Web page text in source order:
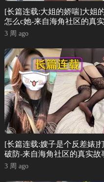
[长篇连载:大姐的娇喘]大姐
怎么c她-来自海角社区的真
3 周 ago
[长篇连载:嫂子是个反差婊]
破防-来自海角社区的真实故
3 周 ago